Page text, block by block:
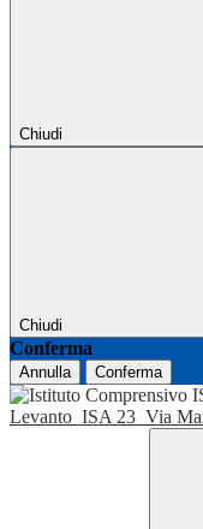
Chiudi
Chiudi
Conferma
Annulla Conferma
Levanto ISA 23 Via